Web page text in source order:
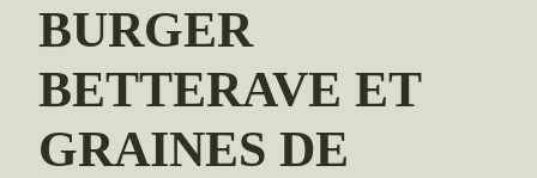
BURGER
BETTERAVE ET
GRAINES DE